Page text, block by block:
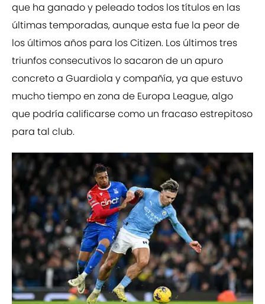
que ha ganado y peleado todos los títulos en las
últimas temporadas, aunque esta fue la peor de
los últimos años para los Citizen. Los últimos tres
triunfos consecutivos lo sacaron de un apuro
concreto a Guardiola y compañía, ya que estuvo
mucho tiempo en zona de Europa League, algo
que podría calificarse como un fracaso estrepitoso
para tal club.